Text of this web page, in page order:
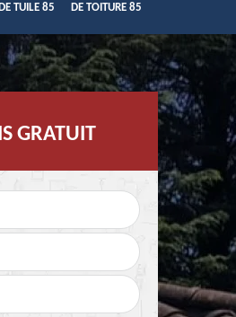
DE TUILE 85
DE TOITURE 85
pour
Démoussage
nettoyage de tuile 85
GRATUIT